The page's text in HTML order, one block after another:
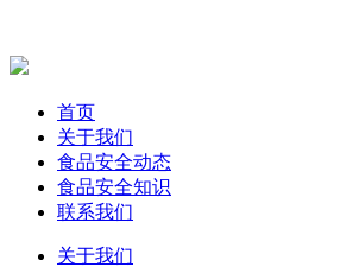
首页
关于我们
食品安全动态
食品安全知识
联系我们
关于我们